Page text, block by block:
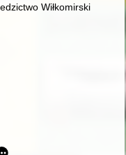
sztuki, przemysłu
Wiłkomirskich :